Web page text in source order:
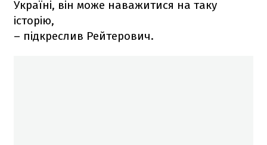
Україні, він може наважитися на таку
історію,
– підкреслив Рейтерович.